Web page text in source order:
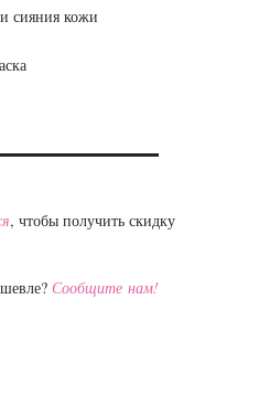
сияния кожи
, чтобы получить скидку
Сообщите нам!